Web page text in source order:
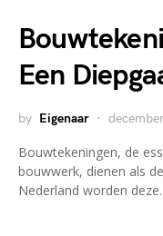
Een
by Eigenaar
Bouwtekeningen, de
bouwwerk, dienen als
Nederland worden